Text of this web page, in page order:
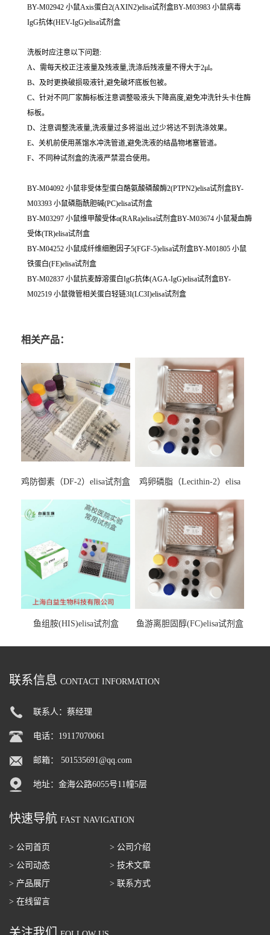
BY-M02942 小鼠Axis蛋白2(AXIN2)elisa试剂盒BY-M03983 小鼠病毒
IgG抗体(HEV-IgG)elisa试剂盒
洗板时应注意以下问题:
A、需每天校正注液量及残液量,洗涤后残液量不得大于2μl。
B、及时更换破损吸液针,避免破坏底板包被。
C、针对不同厂家酶标板注意调整吸液头下降高度,避免冲洗针头卡住酶
标板。
D、注意调整洗液量,洗液量过多将溢出,过少将达不到洗涤效果。
E、关机前使用蒸馏水冲洗管道,避免洗液的结晶物堵塞管道。
F、不同种试剂盒的洗液严禁混合使用。
BY-M04092 小鼠非受体型蛋白酪氨酸磷酸酶2(PTPN2)elisa试剂盒BY-
M03393 小鼠磷脂酰胆碱(PC)elisa试剂盒
BY-M03297 小鼠维甲酸受体α(RARa)elisa试剂盒BY-M03674 小鼠凝血酶
受体(TR)elisa试剂盒
BY-M04252 小鼠成纤维细胞因子5(FGF-5)elisa试剂盒BY-M01805 小鼠
铁蛋白(FE)elisa试剂盒
BY-M02837 小鼠抗麦醇溶蛋白IgG抗体(AGA-IgG)elisa试剂盒BY-
M02519 小鼠微管相关蛋白轻链3I(LC3I)elisa试剂盒
相关产品：
鸡防御素（DF-2）elisa试剂盒
鸡卵磷脂（Lecithin-2）elisa
鱼组胺(HIS)elisa试剂盒 鱼游离胆固醇(FC)elisa试剂盒
联系信息 CONTACT INFORMATION
联系人：蔡经理
电话：19117070061
邮箱： 501535691@qq.com
地址：金海公路6055号11幢5层
快速导航 FAST NAVIGATION
> 公司首页
> 公司介绍
> 公司动态
> 技术文章
> 产品展厅
> 联系方式
> 在线留言